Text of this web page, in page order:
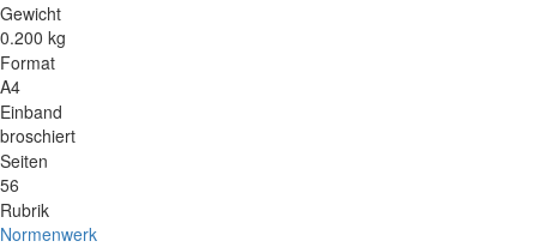
Gewicht
0.200 kg
Format
A4
Einband
broschiert
Seiten
56
Rubrik
Normenwerk